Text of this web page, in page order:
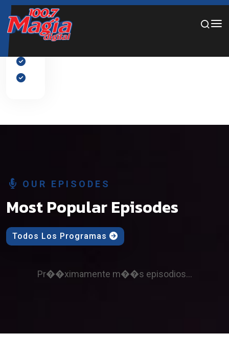
Por favor, añade diapositivas al slider desde el panel de
edición.
OUR EPISODES
Most Popular Episodes
Todos Los Programas
Pr��ximamente m��s episodios...